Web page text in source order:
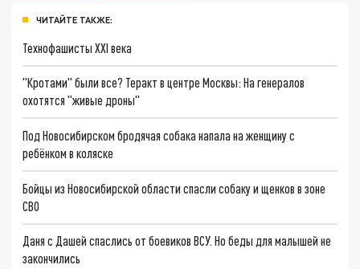
ЧИТАЙТЕ ТАКЖЕ:
Технофашисты XXI века
"Кротами" были все? Теракт в центре Москвы: На генералов
охотятся "живые дроны"
Под Новосибирском бродячая собака напала на женщину с
ребёнком в коляске
Бойцы из Новосибирской области спасли собаку и щенков в зоне
СВО
Даня с Дашей спаслись от боевиков ВСУ. Но беды для малышей не
закончились